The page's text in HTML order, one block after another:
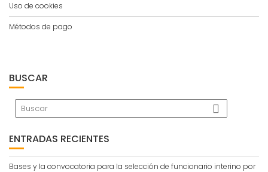
Uso de cookies
Métodos de pago
BUSCAR
ENTRADAS RECIENTES
Bases y la convocatoria para la selección de funcionario interino por